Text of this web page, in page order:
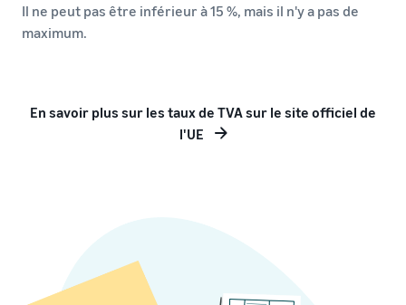
Il ne peut pas être inférieur à 15 %, mais il n'y a pas de
maximum.
En savoir plus sur les taux de TVA sur le site officiel de
l'UE